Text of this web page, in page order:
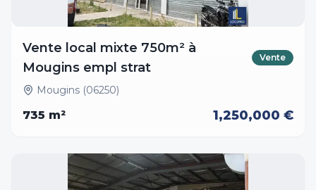
Vente local mixte 750m² à
Mougins empl strat
Vente
Mougins (06250)
735 m² 1,250,000 €